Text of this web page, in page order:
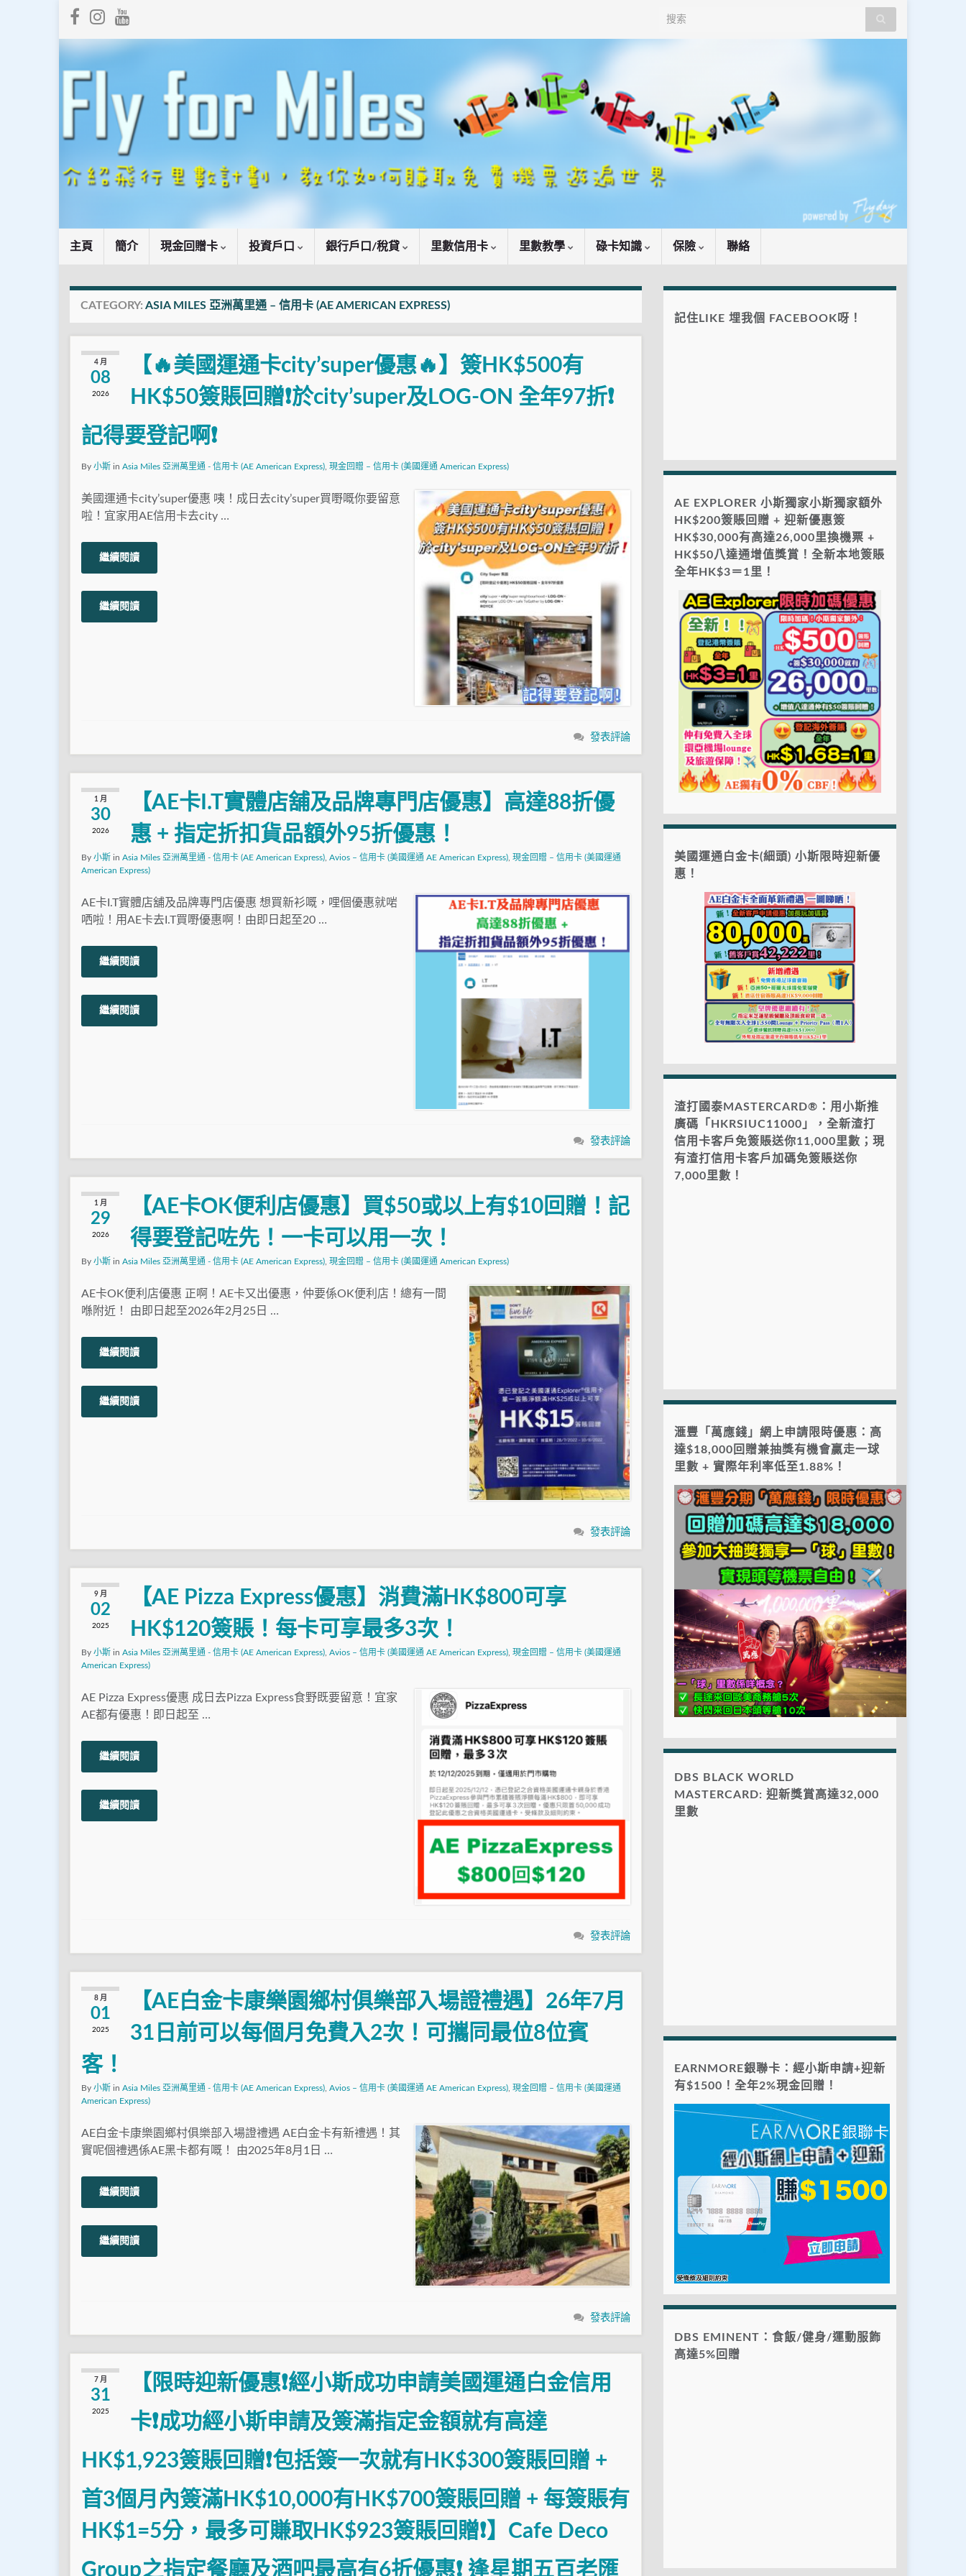
Search for:
主頁 簡介 現金回贈卡 投資戶口 銀行戶口/稅貸 里數信用卡 里數教學 碌卡知識 保險 聯絡
CATEGORY: ASIA MILES 亞洲萬里通 – 信用卡 (AE AMERICAN EXPRESS)
4 月
08
2026
【🔥美國運通卡city’super優惠🔥】簽HK$500有
HK$50簽賬回贈❗於city’super及LOG-ON 全年97折❗
記得要登記啊❗
By 小斯 in Asia Miles 亞洲萬里通 - 信用卡 (AE American Express) 現金回贈 – 信用卡 (美國運通 American Express)
美國運通卡city’super優惠 咦！成日去city’super買嘢嘅你要留意
啦！宜家用AE信用卡去city …
繼續閱讀
繼續閱讀
發表評論
1 月
30
2026
【AE卡I.T實體店舖及品牌專門店優惠】高達88折優
惠 + 指定折扣貨品額外95折優惠！
By 小斯 in Asia Miles 亞洲萬里通 - 信用卡 (AE American Express) Avios – 信用卡 (美國運通 AE American Express) 現金回贈 – 信用卡 (美國運通
American Express)
AE卡I.T實體店舖及品牌專門店優惠 想買新衫嘅，哩個優惠就啱
哂啦！用AE卡去I.T買嘢優惠啊！由即日起至20 …
繼續閱讀
繼續閱讀
發表評論
1 月
29
2026
【AE卡OK便利店優惠】買$50或以上有$10回贈！記
得要登記咗先！一卡可以用一次！
By 小斯 in Asia Miles 亞洲萬里通 - 信用卡 (AE American Express) 現金回贈 – 信用卡 (美國運通 American Express)
AE卡OK便利店優惠 正啊！AE卡又出優惠，仲要係OK便利店！總有一間
喺附近！ 由即日起至2026年2月25日 …
繼續閱讀
繼續閱讀
發表評論
9 月
02
2025
【AE Pizza Express優惠】消費滿HK$800可享
HK$120簽賬！每卡可享最多3次！
By 小斯 in Asia Miles 亞洲萬里通 - 信用卡 (AE American Express) Avios – 信用卡 (美國運通 AE American Express) 現金回贈 – 信用卡 (美國運通
American Express)
AE Pizza Express優惠 成日去Pizza Express食野既要留意！宜家
AE都有優惠！即日起至 …
繼續閱讀
繼續閱讀
發表評論
8 月
01
2025
【AE白金卡康樂園鄉村俱樂部入場證禮遇】26年7月
31日前可以每個月免費入2次！可攜同最位8位賓
客！
By 小斯 in Asia Miles 亞洲萬里通 - 信用卡 (AE American Express) Avios – 信用卡 (美國運通 AE American Express) 現金回贈 – 信用卡 (美國運通
American Express)
AE白金卡康樂園鄉村俱樂部入場證禮遇 AE白金卡有新禮遇！其
實呢個禮遇係AE黑卡都有嘅！ 由2025年8月1日 …
繼續閱讀
繼續閱讀
發表評論
7 月
31
2025
【限時迎新優惠❗經小斯成功申請美國運通白金信用
卡❗成功經小斯申請及簽滿指定金額就有高達
HK$1,923簽賬回贈❗包括簽一次就有HK$300簽賬回贈 +
首3個月內簽滿HK$10,000有HK$700簽賬回贈 + 每簽賬有
HK$1=5分，最多可賺取HK$923簽賬回贈❗】Cafe Deco
Group之指定餐廳及酒吧最高有6折優惠❗ 逢星期五百老匯
記住LIKE 埋我個 FACEBOOK呀！
AE EXPLORER 小斯獨家小斯獨家額外
HK$200簽賬回贈 + 迎新優惠簽
HK$30,000有高達26,000里換機票 +
HK$50八達通增值獎賞！全新本地簽賬
全年HK$3＝1里！
美國運通白金卡(細頭) 小斯限時迎新優
惠！
渣打國泰MASTERCARD®：用小斯推
廣碼「HKRSIUC11000」，全新渣打
信用卡客戶免簽賬送你11,000里數；現
有渣打信用卡客戶加碼免簽賬送你
7,000里數！
滙豐「萬應錢」網上申請限時優惠：高
達$18,000回贈兼抽獎有機會贏走一球
里數 + 實際年利率低至1.88%！
DBS BLACK WORLD
MASTERCARD: 迎新獎賞高達32,000
里數
EARNMORE銀聯卡：經小斯申請+迎新
有$1500！全年2%現金回贈！
DBS EMINENT：食飯/健身/運動服飾
高達5%回贈